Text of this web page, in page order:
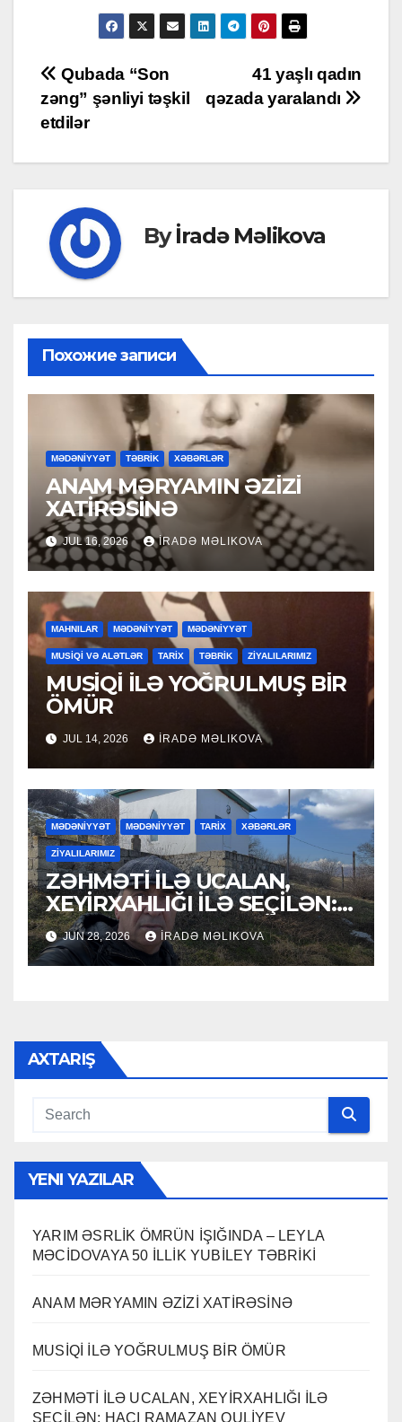
Post
navigation
41 yaşlı qadın
qəzada yaralandı
Qubada “Son
zəng” şənliyi təşkil
etdilər
Byİradə Məlikova
Похожие записи
MƏDƏNİYYƏT TƏBRİK XƏBƏRLƏR
ANAM MƏRYAMIN ƏZİZİ
XATİRƏSİNƏ
JUL 16, 2026 İRADƏ MƏLIKOVA
MAHNILAR MƏDƏNİYYƏT MƏDƏNİYYƏT
MUSİQİ VƏ ALƏTLƏR TARİX TƏBRİK ZİYALILARIMIZ
MUSİQİ İLƏ YOĞRULMUŞ BİR
ÖMÜR
JUL 14, 2026 İRADƏ MƏLIKOVA
MƏDƏNİYYƏT MƏDƏNİYYƏT TARİX XƏBƏRLƏR
ZİYALILARIMIZ
ZƏHMƏTİ İLƏ UCALAN,
XEYİRXAHLIĞI İLƏ SEÇİLƏN:
HACI RAMAZAN QULİYEV
JUN 28, 2026 İRADƏ MƏLIKOVA
AXTARIŞ
YENI YAZILAR
YARIM ƏSRLİK ÖMRÜN İŞIĞINDA – LEYLA
MƏCİDOVAYA 50 İLLİK YUBİLEY TƏBRİKİ
ANAM MƏRYAMIN ƏZİZİ XATİRƏSİNƏ
MUSİQİ İLƏ YOĞRULMUŞ BİR ÖMÜR
ZƏHMƏTİ İLƏ UCALAN, XEYİRXAHLIĞI İLƏ
SEÇİLƏN: HACI RAMAZAN QULİYEV